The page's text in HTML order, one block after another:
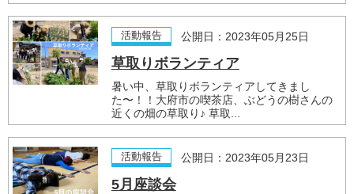
活動報告 公開日：2023年05月25日
草取りボランティア
暑い中、草取りボランティアしてきまし
た〜！！大府市の喫茶店、ぶどうの樹さんの
近くの畑の草取り♪ 草取...
活動報告 公開日：2023年05月23日
5月座談会